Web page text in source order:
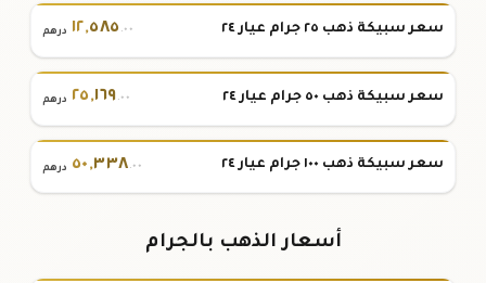
سعر سبيكة ذهب ٢٥ جرام عيار ٢٤ ١٢,٥٨٥ .٠٠ درهم
سعر سبيكة ذهب ٥٠ جرام عيار ٢٤ ٢٥,١٦٩.٠٠ درهم
سعر سبيكة ذهب ١٠٠ جرام عيار ٢٤ ٥٠,٣٣٨.٠٠ درهم
أسعار الذهب بالجرام